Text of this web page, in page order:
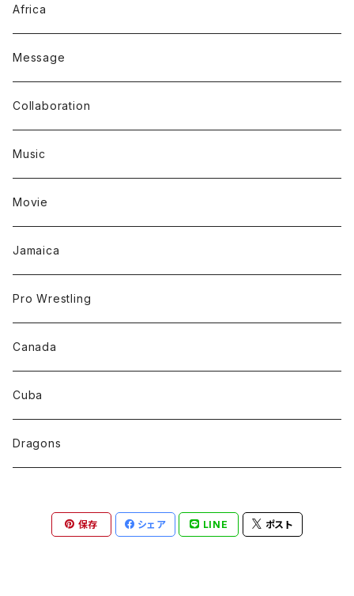
Africa
Message
Collaboration
Music
Movie
Jamaica
Pro Wrestling
Canada
Cuba
Dragons
保存 シェア LINE ポスト